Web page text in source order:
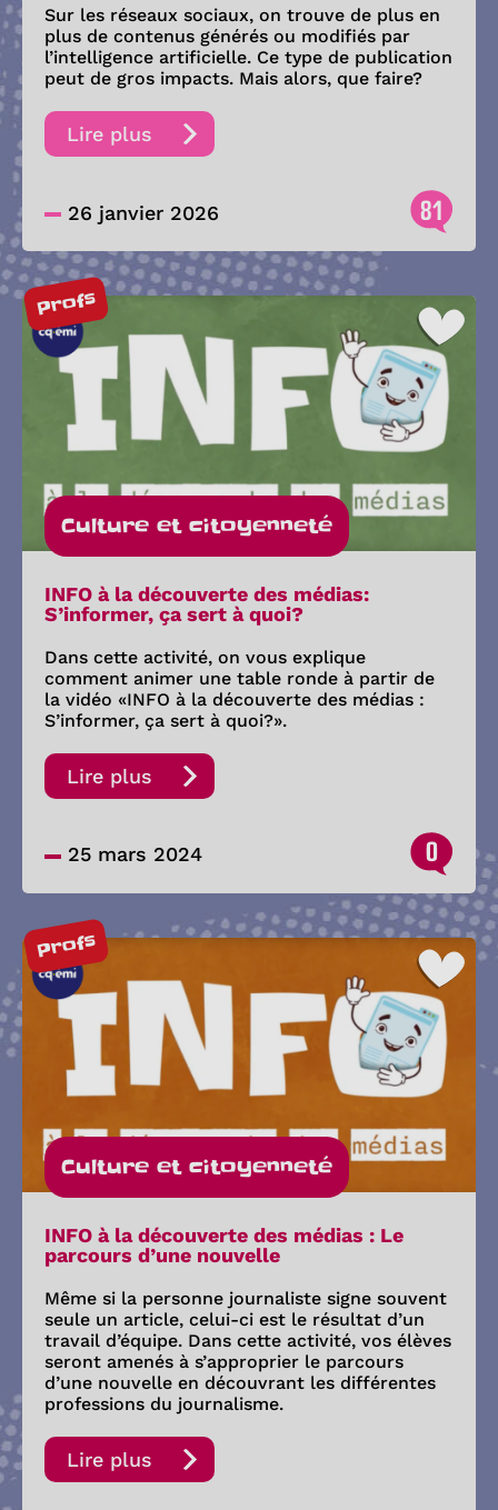
Sur les réseaux sociaux, on trouve de plus en
plus de contenus générés ou modifiés par
l’intelligence artificielle. Ce type de publication
peut de gros impacts. Mais alors, que faire?
Lire plus
26 janvier 2026 81
Profs
Culture et citoyenneté
INFO à la découverte des médias:
S’informer, ça sert à quoi?
Dans cette activité, on vous explique
comment animer une table ronde à partir de
la vidéo «INFO à la découverte des médias :
S’informer, ça sert à quoi?».
Lire plus
25 mars 2024 0
Profs
Culture et citoyenneté
INFO à la découverte des médias : Le
parcours d’une nouvelle
Même si la personne journaliste signe souvent
seule un article, celui-ci est le résultat d’un
travail d’équipe. Dans cette activité, vos élèves
seront amenés à s’approprier le parcours
d’une nouvelle en découvrant les différentes
professions du journalisme.
Lire plus